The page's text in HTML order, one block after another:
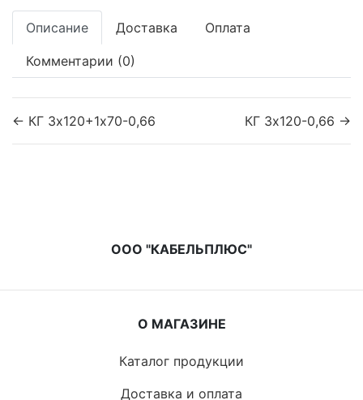
Описание Доставка Оплата
Комментарии (0)
← КГ 3х120+1х70-0,66 КГ 3х120-0,66 →
ООО "КАБЕЛЬПЛЮС"
О МАГАЗИНЕ
Каталог продукции
Доставка и оплата